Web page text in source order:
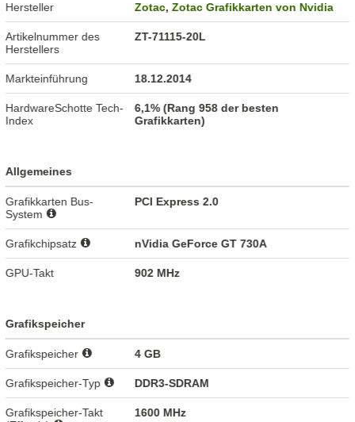
Hersteller Zotac,Zotac Grafikkarten von Nvidia
Artikelnummer des
Herstellers
ZT-71115-20L
Markteinführung 18.12.2014
HardwareSchotte Tech-
Index
6,1% (Rang 958 der besten
Grafikkarten)
Allgemeines
Grafikkarten Bus-
System
PCI Express 2.0
Grafikchipsatz nVidia GeForce GT 730A
GPU-Takt 902 MHz
Grafikspeicher
Grafikspeicher 4 GB
Grafikspeicher-Typ DDR3-SDRAM
Grafikspeicher-Takt
1600 MHz